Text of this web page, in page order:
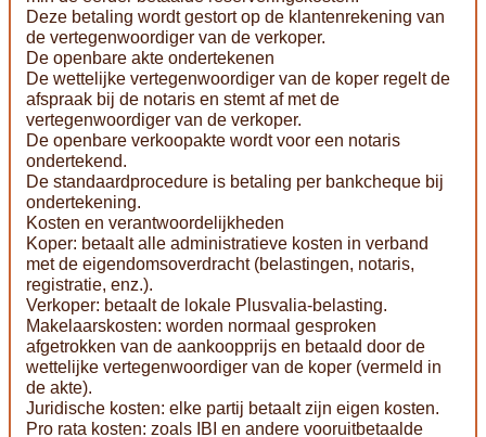
Deze betaling wordt gestort op de klantenrekening van
de vertegenwoordiger van de verkoper.
De openbare akte ondertekenen
De wettelijke vertegenwoordiger van de koper regelt de
afspraak bij de notaris en stemt af met de
vertegenwoordiger van de verkoper.
De openbare verkoopakte wordt voor een notaris
ondertekend.
De standaardprocedure is betaling per bankcheque bij
ondertekening.
Kosten en verantwoordelijkheden
Koper: betaalt alle administratieve kosten in verband
met de eigendomsoverdracht (belastingen, notaris,
registratie, enz.).
Verkoper: betaalt de lokale Plusvalia-belasting.
Makelaarskosten: worden normaal gesproken
afgetrokken van de aankoopprijs en betaald door de
wettelijke vertegenwoordiger van de koper (vermeld in
de akte).
Juridische kosten: elke partij betaalt zijn eigen kosten.
Pro rata kosten: zoals IBI en andere vooruitbetaalde